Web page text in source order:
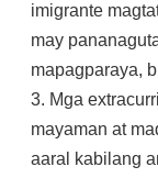
imigrante
may
mapagparaya,
3. Mga
mayaman at
aaral kabilang